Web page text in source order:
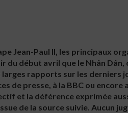
Jean-Paul II, les principaux
du début avril que le Nhân
rapports sur les derniers
de presse, à la BBC ou encore
et la déférence exprimée
de la source suivie. Aucun